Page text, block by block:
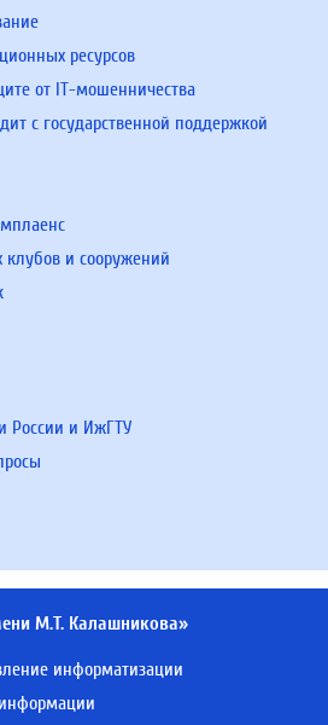
ресурсов
от IT-мошенничества
с государственной поддержкой
клубов и сооружений
России и ИжГТУ
М.Т. Калашникова»
информатизации